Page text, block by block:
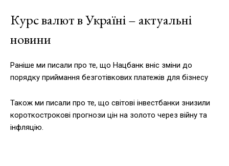
Курс валют в Україні – актуальні
новини
Раніше ми писали про те, що Нацбанк вніс зміни до
порядку приймання безготівкових платежів для бізнесу
Також ми писали про те, що світові інвестбанки знизили
короткострокові прогнози цін на золото через війну та
інфляцію.